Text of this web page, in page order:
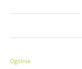
Ogólnie